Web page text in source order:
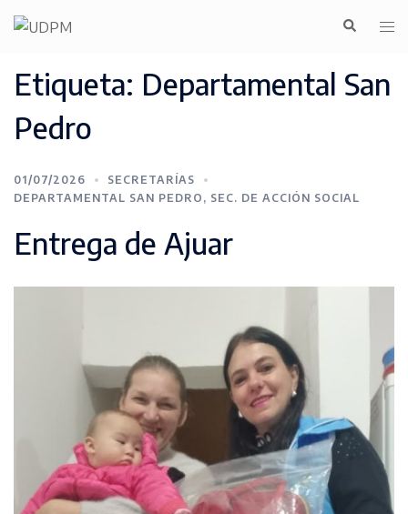
Etiqueta: Departamental San
Pedro
01/07/2026
SECRETARÍAS
DEPARTAMENTAL SAN PEDRO , SEC. DE ACCIÓN SOCIAL
Entrega de Ajuar